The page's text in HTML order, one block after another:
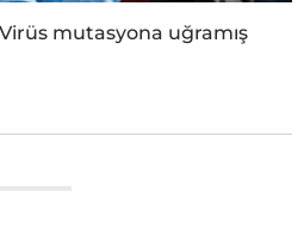
mutasyona uğramış